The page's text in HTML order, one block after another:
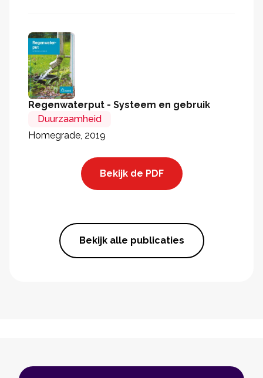
Regenwaterput - Systeem en gebruik
Duurzaamheid
Homegrade, 2019
Bekijk de PDF
Bekijk alle publicaties